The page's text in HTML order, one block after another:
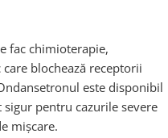
fac chimioterapie,
blochează receptorii
este disponibil
pentru cazurile severe
mișcare.